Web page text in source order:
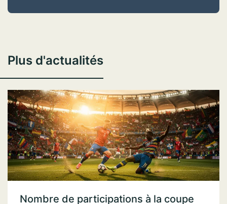
Plus d'actualités
Nombre de participations à la coupe